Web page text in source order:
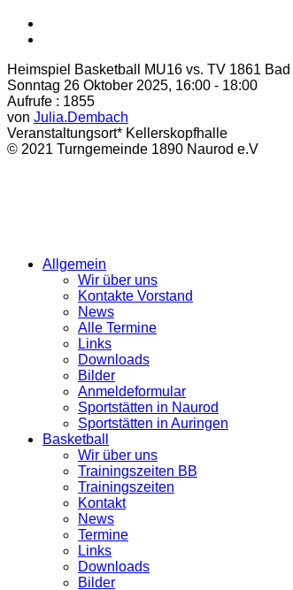
Heimspiel Basketball MU16 vs. TV 1861
Sonntag 26 Oktober 2025, 16:00 - 18:00
Aufrufe : 1855
von Julia.Dembach
Veranstaltungsort* Kellerskopfhalle
© 2021 Turngemeinde 1890 Naurod e.V
Allgemein
Wir über uns
Kontakte Vorstand
News
Alle Termine
Links
Downloads
Bilder
Anmeldeformular
Sportstätten in Naurod
Sportstätten in Auringen
Basketball
Wir über uns
Trainingszeiten BB
Trainingszeiten
Kontakt
News
Termine
Links
Downloads
Bilder